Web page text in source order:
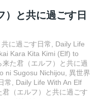
）と共に過ごす日
に過ごす日常, Daily Life
Kara Kita Kimi (Elf) to
た君（エルフ）と共に過
ni Sugosu Nichijou, 異世界
常, Daily Life With An Elf
（エルフ）と共に過ごす